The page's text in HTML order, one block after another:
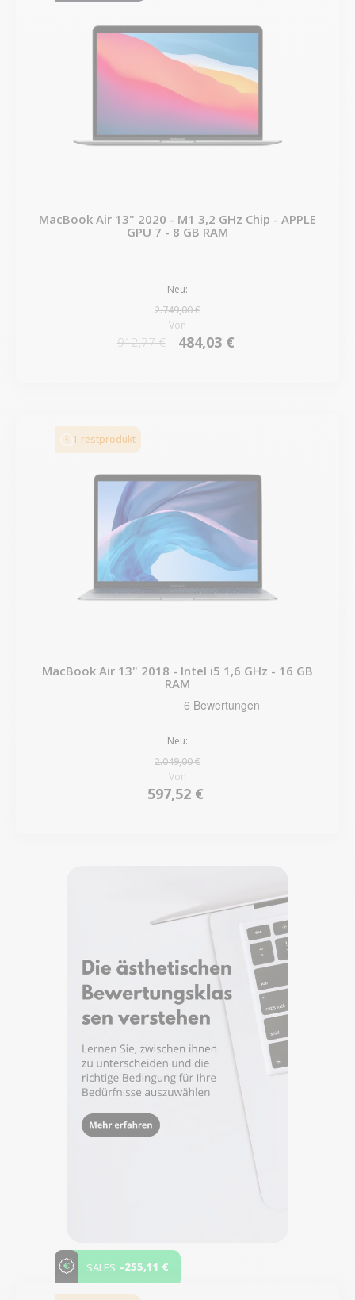
MacBook Air 13" 2020 - M1 3,2 GHz Chip - APPLE
GPU 7 - 8 GB RAM
Neu:
2.749,00 €
Von
912,77 € 484,03 €
1 restprodukt
MacBook Air 13" 2018 - Intel i5 1,6 GHz - 16 GB
RAM
Neu:
2.049,00 €
Von
597,52 €
SALES -255,11 €